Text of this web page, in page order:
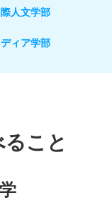
人文学部
ディア学部
ること